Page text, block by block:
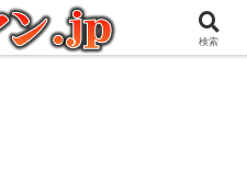
理人の愉快な日々を綴るブログ
検索